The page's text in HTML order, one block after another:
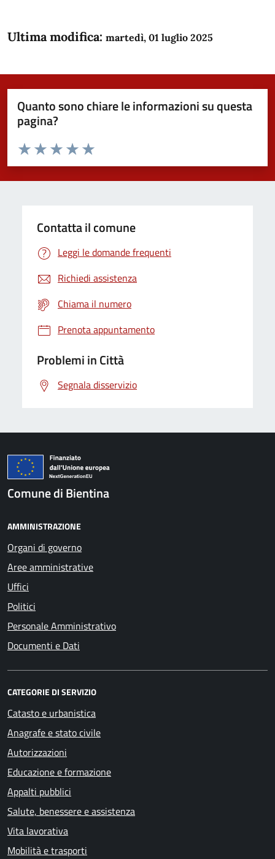
Ultima modifica: martedì, 01 luglio 2025
Quanto sono chiare le informazioni su questa
pagina?
Domanda
Valuta da 1 a 5 stelle la pagina
Valuta 5 stelle su 5
Valuta 4 stelle su 5
Valuta 3 stelle su 5
Valuta 2 stelle su 5
Valuta 1 stelle su 5
Contatta il comune
Leggi le domande frequenti
Richiedi assistenza
Chiama il numero
Prenota appuntamento
Problemi in Città
Segnala disservizio
Comune di Bientina
AMMINISTRAZIONE
Organi di governo
Aree amministrative
Uffici
Politici
Personale Amministrativo
Documenti e Dati
CATEGORIE DI SERVIZIO
Catasto e urbanistica
Anagrafe e stato civile
Autorizzazioni
Educazione e formazione
Appalti pubblici
Salute, benessere e assistenza
Vita lavorativa
Mobilità e trasporti